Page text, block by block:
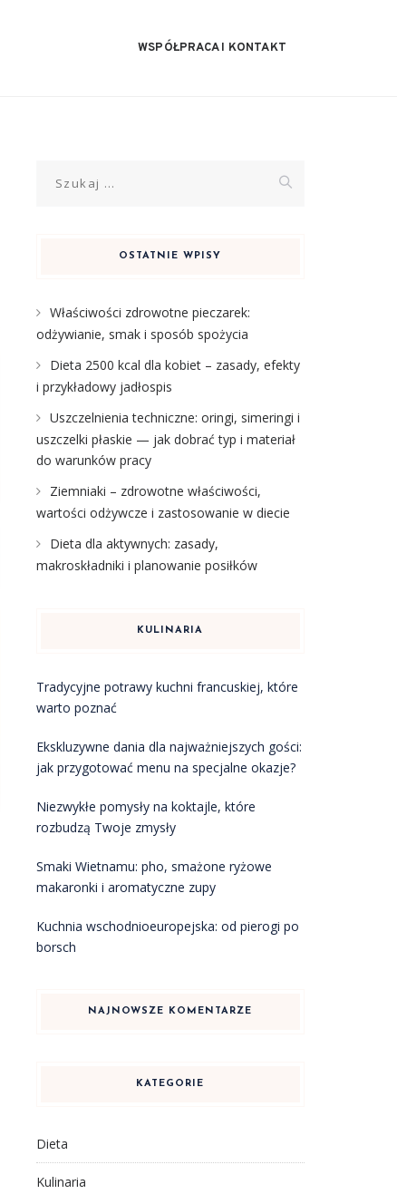
WSPÓŁPRACA I KONTAKT
OSTATNIE WPISY
Właściwości zdrowotne pieczarek:
odżywianie, smak i sposób spożycia
Dieta 2500 kcal dla kobiet – zasady, efekty
i przykładowy jadłospis
Uszczelnienia techniczne: oringi, simeringi i
uszczelki płaskie — jak dobrać typ i materiał
do warunków pracy
Ziemniaki – zdrowotne właściwości,
wartości odżywcze i zastosowanie w diecie
Dieta dla aktywnych: zasady,
makroskładniki i planowanie posiłków
KULINARIA
Tradycyjne potrawy kuchni francuskiej, które
warto poznać
Ekskluzywne dania dla najważniejszych gości:
jak przygotować menu na specjalne okazje?
Niezwykłe pomysły na koktajle, które
rozbudzą Twoje zmysły
Smaki Wietnamu: pho, smażone ryżowe
makaronki i aromatyczne zupy
Kuchnia wschodnioeuropejska: od pierogi po
borsch
NAJNOWSZE KOMENTARZE
KATEGORIE
Dieta
Kulinaria